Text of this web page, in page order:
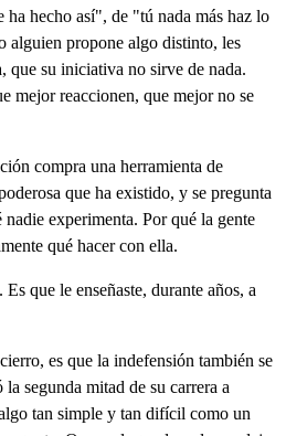
ha hecho así", de "tú nada más haz lo
alguien propone algo distinto, les
que su iniciativa no sirve de nada.
mejor reaccionen, que mejor no se
compra una herramienta de
que ha existido, y se pregunta
experimenta. Por qué la gente
qué hacer con ella.
que le enseñaste, durante años, a
es que la indefensión también se
segunda mitad de su carrera a
tan simple y tan difícil como un